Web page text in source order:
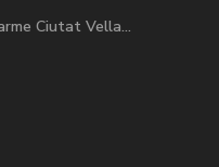
Ciutat Vella...